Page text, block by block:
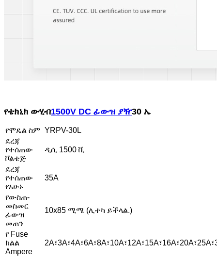
የቴክኒክ ውሂብ1500V DC ፊውዝ ያዥ30 ኤ
የሞዴል ስም YRPV-30L
ደረጃ
የተሰጠው
ቮልቴጅ
ዲሲ 1500 ቪ
ደረጃ
የተሰጠው
የአሁኑ
35A
የውስጠ-
መስመር
ፊውዝ
መጠን
10x85 ሚሜ (ሊተካ ይችላል.)
የ Fuse
ክልል
Ampere